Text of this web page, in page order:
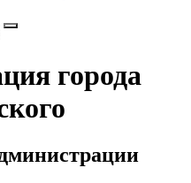
города